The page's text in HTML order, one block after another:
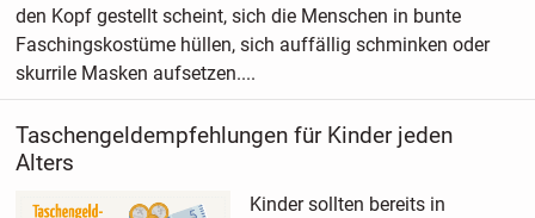
den Kopf gestellt scheint, sich die Menschen in bunte
Faschingskostüme hüllen, sich auffällig schminken oder
skurrile Masken aufsetzen....
Taschengeldempfehlungen für Kinder jeden
Alters
Kinder sollten bereits in